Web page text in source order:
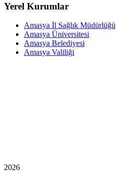
Yerel Kurumlar
Amasya İl Sağlık Müdürlüğü
Amasya Üniversitesi
Amasya Belediyesi
Amasya Valiliği
2026